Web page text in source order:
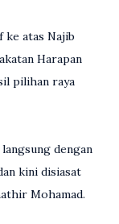
ke atas Najib
Harapan
pilihan raya
dengan
kini disiasat
Mohamad.